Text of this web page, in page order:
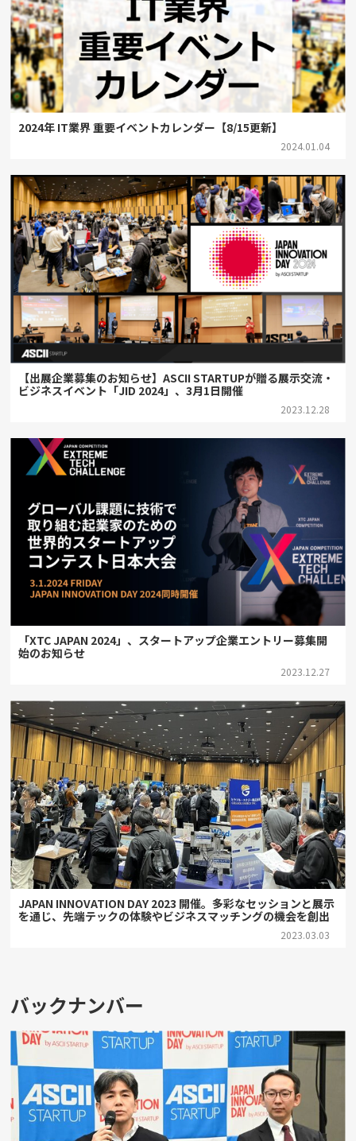
2024年 IT業界 重要イベントカレンダー【8/15更新】
2024.01.04
【出展企業募集のお知らせ】ASCII STARTUPが贈る展示交流・
ビジネスイベント「JID 2024」、3月1日開催
2023.12.28
「XTC JAPAN 2024」、スタートアップ企業エントリー募集開
始のお知らせ
2023.12.27
JAPAN INNOVATION DAY 2023 開催。多彩なセッションと展示
を通じ、先端テックの体験やビジネスマッチングの機会を創出
2023.03.03
バックナンバー